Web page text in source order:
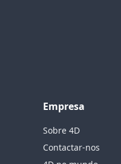
Empresa
Sobre 4D
Contactar-nos